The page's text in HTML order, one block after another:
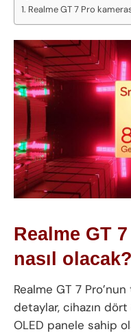
Realme GT 7 Pro
Realme GT
nasıl olacak?
Realme GT 7
detaylar, cihazın
OLED panele sahip